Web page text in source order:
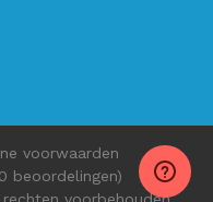
voorwaarden
beoordelingen)